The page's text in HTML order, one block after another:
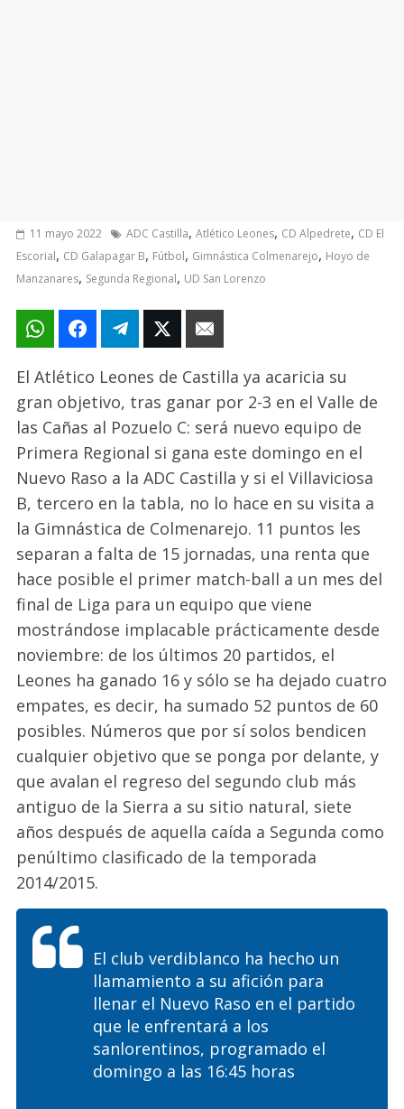
11 mayo 2022 ADC Castilla,Atlético Leones, CD Alpedrete, CD El
Escorial, CD Galapagar B, Fútbol, Gimnástica Colmenarejo, Hoyo de
Manzanares, Segunda Regional, UD San Lorenzo
El Atlético Leones de Castilla ya acaricia su
gran objetivo, tras ganar por 2-3 en el Valle de
las Cañas al Pozuelo C: será nuevo equipo de
Primera Regional si gana este domingo en el
Nuevo Raso a la ADC Castilla y si el Villaviciosa
B, tercero en la tabla, no lo hace en su visita a
la Gimnástica de Colmenarejo. 11 puntos les
separan a falta de 15 jornadas, una renta que
hace posible el primer match-ball a un mes del
final de Liga para un equipo que viene
mostrándose implacable prácticamente desde
noviembre: de los últimos 20 partidos, el
Leones ha ganado 16 y sólo se ha dejado cuatro
empates, es decir, ha sumado 52 puntos de 60
posibles. Números que por sí solos bendicen
cualquier objetivo que se ponga por delante, y
que avalan el regreso del segundo club más
antiguo de la Sierra a su sitio natural, siete
años después de aquella caída a Segunda como
penúltimo clasificado de la temporada
2014/2015.
El club verdiblanco ha hecho un
llamamiento a su afición para
llenar el Nuevo Raso en el partido
que le enfrentará a los
sanlorentinos, programado el
domingo a las 16:45 horas